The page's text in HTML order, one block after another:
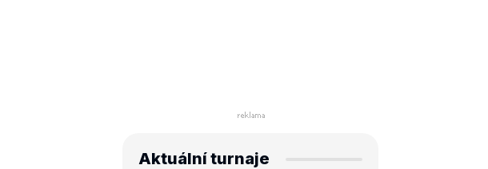
Aktuální turnaje